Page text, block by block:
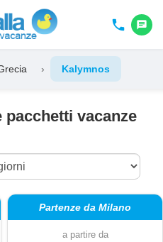
phone chat
› Kalymnos
pacchetti vacanze
Partenze da Milano
a partire da